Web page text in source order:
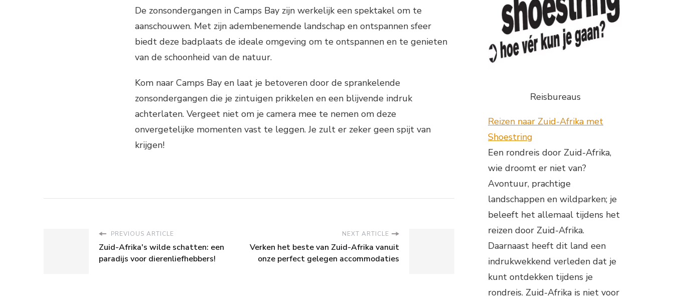
De zonsondergangen in Camps Bay zijn werkelijk een spektakel om te
aanschouwen. Met zijn adembenemende landschap en ontspannen sfeer
biedt deze badplaats de ideale omgeving om te ontspannen en te genieten
van de schoonheid van de natuur.
Kom naar Camps Bay en laat je betoveren door de sprankelende
zonsondergangen die je zintuigen prikkelen en een blijvende indruk
achterlaten. Vergeet niet om je camera mee te nemen om deze
onvergetelijke momenten vast te leggen. Je zult er zeker geen spijt van
krijgen!
PREVIOUS ARTICLE
Zuid-Afrika's wilde schatten: een
paradijs voor dierenliefhebbers!
NEXT ARTICLE
Verken het beste van Zuid-Afrika vanuit
onze perfect gelegen accommodaties
Reisbureaus
Reizen naar Zuid-Afrika met
Shoestring
Een rondreis door Zuid-Afrika,
wie droomt er niet van?
Avontuur, prachtige
landschappen en wildparken; je
beleeft het allemaal tijdens het
reizen door Zuid-Afrika.
Daarnaast heeft dit land een
indrukwekkend verleden dat je
kunt ontdekken tijdens je
rondreis. Zuid-Afrika is niet voor